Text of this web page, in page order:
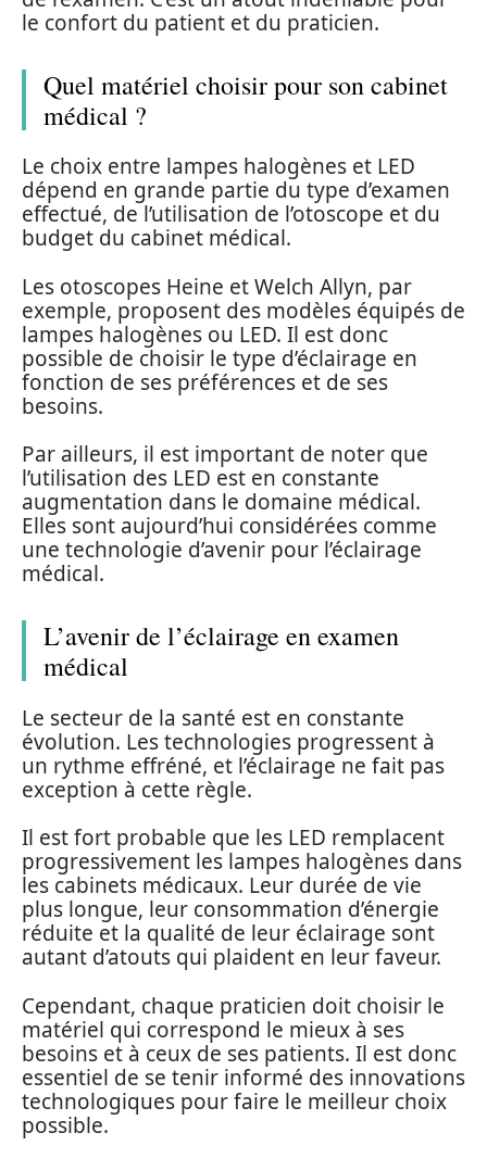
le confort du patient et du praticien.
Quel matériel choisir pour son cabinet
médical ?
Le choix entre lampes halogènes et LED
dépend en grande partie du type d’examen
effectué, de l’utilisation de l’otoscope et du
budget du cabinet médical.
Les otoscopes Heine et Welch Allyn, par
exemple, proposent des modèles équipés de
lampes halogènes ou LED. Il est donc
possible de choisir le type d’éclairage en
fonction de ses préférences et de ses
besoins.
Par ailleurs, il est important de noter que
l’utilisation des LED est en constante
augmentation dans le domaine médical.
Elles sont aujourd’hui considérées comme
une technologie d’avenir pour l’éclairage
médical.
L’avenir de l’éclairage en examen
médical
Le secteur de la santé est en constante
évolution. Les technologies progressent à
un rythme effréné, et l’éclairage ne fait pas
exception à cette règle.
Il est fort probable que les LED remplacent
progressivement les lampes halogènes dans
les cabinets médicaux. Leur durée de vie
plus longue, leur consommation d’énergie
réduite et la qualité de leur éclairage sont
autant d’atouts qui plaident en leur faveur.
Cependant, chaque praticien doit choisir le
matériel qui correspond le mieux à ses
besoins et à ceux de ses patients. Il est donc
essentiel de se tenir informé des innovations
technologiques pour faire le meilleur choix
possible.